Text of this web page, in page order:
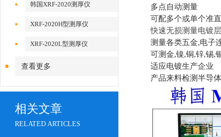
韩国XRF-2020测厚仪
XRF-2020H型测厚仪
XRF-2020L型测厚仪
查看更多
相关文章
RELATED ARTICLES
多点自动测量
可配多个或单个准
快速无损测量电镀
测量各类五金,电子
可测金,镍,铜,锌,锡,
适应电镀生产企业
产品来料检测半导